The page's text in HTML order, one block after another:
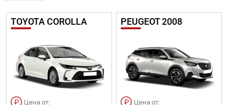
16 507 ₽/мес. 16 220 ₽/мес.
TOYOTA COROLLA
Цена от:
PEUGEOT 2008
Цена от: